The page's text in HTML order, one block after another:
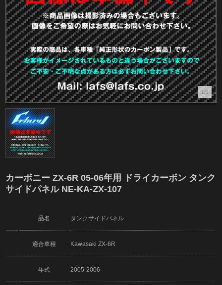
1/1
カーボニー ZX-6R 05-06年用 ドライカーボン タンク
サイドパネル NE-KA-ZX-107
品名 タンクサイドパネル
適合車種 Kawasaki ZX-6R
年式 2005-2006